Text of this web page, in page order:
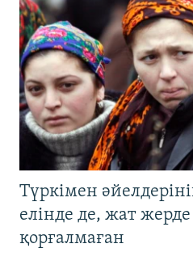
Түркімен
елінде де, жат
қорғалмаған